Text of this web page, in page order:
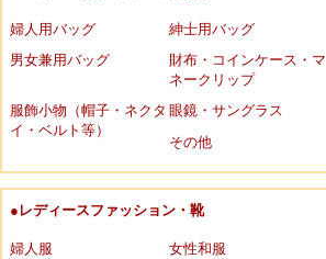
婦人用バッグ
紳士用バッグ
男女兼用バッグ
財布・コインケース・マ
ネークリップ
服飾小物（帽子・ネクタ
イ・ベルト等）
眼鏡・サングラス
その他
●レディースファッション・靴
婦人服
女性和服